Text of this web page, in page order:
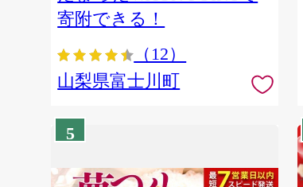
寄附できる！
（12）
山梨県富士川町
5